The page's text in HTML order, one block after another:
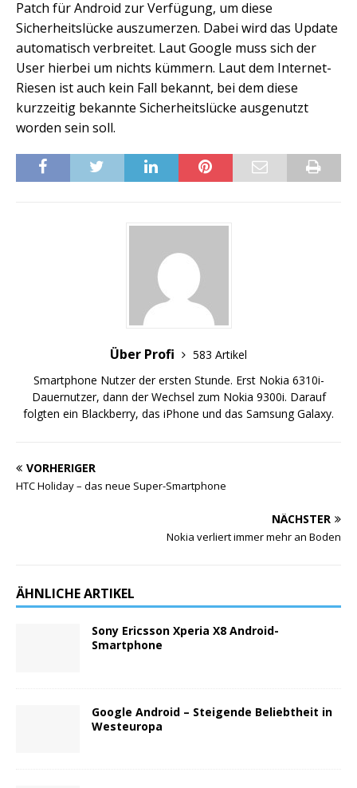
Patch für Android zur Verfügung, um diese
Sicherheitslücke auszumerzen. Dabei wird das Update
automatisch verbreitet. Laut Google muss sich der
User hierbei um nichts kümmern. Laut dem Internet-
Riesen ist auch kein Fall bekannt, bei dem diese
kurzzeitig bekannte Sicherheitslücke ausgenutzt
worden sein soll.
Über Profi
583 Artikel
Smartphone Nutzer der ersten Stunde. Erst Nokia 6310i-
Dauernutzer, dann der Wechsel zum Nokia 9300i. Darauf
folgten ein Blackberry, das iPhone und das Samsung Galaxy.
VORHERIGER
HTC Holiday – das neue Super-Smartphone
NÄCHSTER
Nokia verliert immer mehr an Boden
ÄHNLICHE ARTIKEL
Sony Ericsson Xperia X8 Android-
Smartphone
Google Android – Steigende Beliebtheit in
Westeuropa